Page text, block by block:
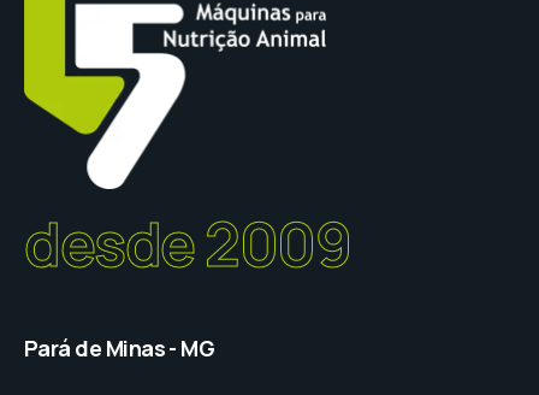
desde 2009
Pará de Minas - MG